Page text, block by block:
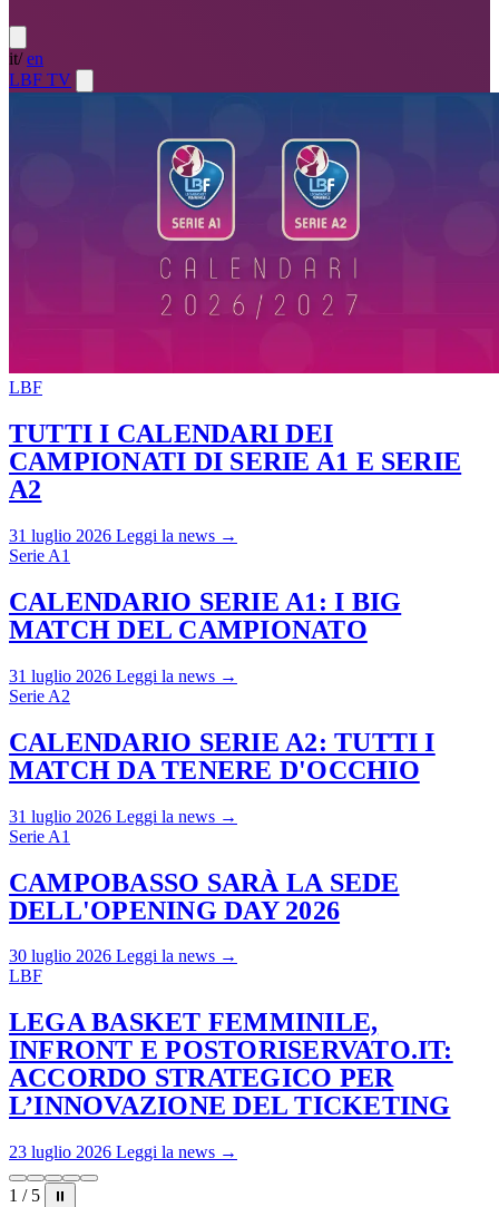
it/ en
LBF TV
LBF
TUTTI I CALENDARI DEI
CAMPIONATI DI SERIE A1 E SERIE
A2
31 luglio 2026 Leggi la news →
Serie A1
CALENDARIO SERIE A1: I BIG
MATCH DEL CAMPIONATO
31 luglio 2026 Leggi la news →
Serie A2
CALENDARIO SERIE A2: TUTTI I
MATCH DA TENERE D'OCCHIO
31 luglio 2026 Leggi la news →
Serie A1
CAMPOBASSO SARÀ LA SEDE
DELL'OPENING DAY 2026
30 luglio 2026 Leggi la news →
LBF
LEGA BASKET FEMMINILE,
INFRONT E POSTORISERVATO.IT:
ACCORDO STRATEGICO PER
L’INNOVAZIONE DEL TICKETING
23 luglio 2026 Leggi la news →
1 / 5 ⏸